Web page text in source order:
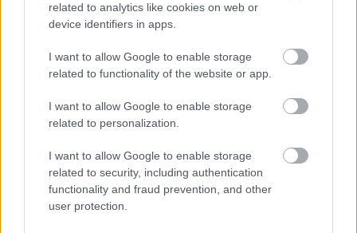
related to analytics like cookies on web or
device identifiers in apps.
I want to allow Google to enable storage
related to functionality of the website or app.
I want to allow Google to enable storage
related to personalization.
I want to allow Google to enable storage
related to security, including authentication
functionality and fraud prevention, and other
user protection.
A ruhám a mosónétól elhoztam. Délután ért egy
nagy öröm: parancsba jött, a
és a téli új ruhát kicseréljük új nyári ruhával. Az új
ruhát a szabónál meg is adjusztáltattam. Délután
azzal mentem a városba; csak ha rám nőtt volna az a
ruha – fess gyerek voltam. Estére a lányhoz mentem;
ő kissé rosszul volt már vagy két napja, de ma
annyira jobban van, kijöhetett a moziba a Zsófikával.
2 órakor mentem haza.
1917. június 11.